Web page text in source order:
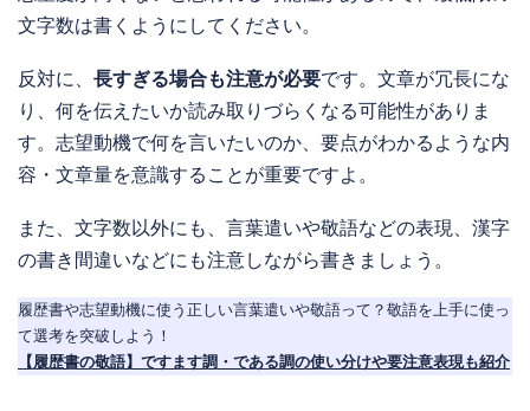
文字数は書くようにしてください。
反対に、 長すぎる場合も注意が必要です。文章が冗長にな
り、何を伝えたいか読み取りづらくなる可能性がありま
す。志望動機で何を言いたいのか、要点がわかるような内
容・文章量を意識することが重要ですよ。
また、文字数以外にも、言葉遣いや敬語などの表現、漢字
の書き間違いなどにも注意しながら書きましょう。
履歴書や志望動機に使う正しい言葉遣いや敬語って？敬語を上手に使っ
て選考を突破しよう！
【履歴書の敬語】ですます調・である調の使い分けや要注意表現も紹介